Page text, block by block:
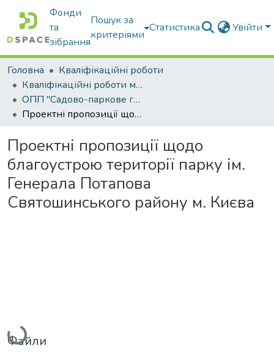
Фонди
та
зібрання
Пошук за
критеріями
Статистика Увійти
Головна
Кваліфікаційні роботи
Кваліфікаційні роботи магістрів
ОПП "Садово-паркове господарство"
Проектні пропозиції щодо благоустрою території парку ім. Генерала Потапова Святошинського району м. Києва
Проектні пропозиції щодо
благоустрою території парку ім.
Генерала Потапова
Святошинського району м. Києва
Вантажиться...
Файли